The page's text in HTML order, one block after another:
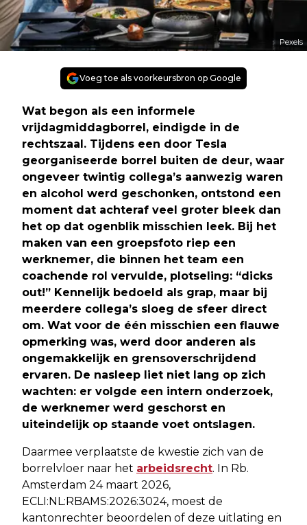
Pexels
Voeg toe als voorkeursbron op Google
Wat begon als een informele
vrijdagmiddagborrel, eindigde in de
rechtszaal. Tijdens een door Tesla
georganiseerde borrel buiten de deur, waar
ongeveer twintig collega’s aanwezig waren
en alcohol werd geschonken, ontstond een
moment dat achteraf veel groter bleek dan
het op dat ogenblik misschien leek. Bij het
maken van een groepsfoto riep een
werknemer, die binnen het team een
coachende rol vervulde, plotseling: “dicks
out!” Kennelijk bedoeld als grap, maar bij
meerdere collega’s sloeg de sfeer direct
om. Wat voor de één misschien een flauwe
opmerking was, werd door anderen als
ongemakkelijk en grensoverschrijdend
ervaren. De nasleep liet niet lang op zich
wachten: er volgde een intern onderzoek,
de werknemer werd geschorst en
uiteindelijk op staande voet ontslagen.
Daarmee verplaatste de kwestie zich van de
borrelvloer naar het arbeidsrecht. In Rb.
Amsterdam 24 maart 2026,
ECLI:NL:RBAMS:2026:3024, moest de
kantonrechter beoordelen of deze uitlating en